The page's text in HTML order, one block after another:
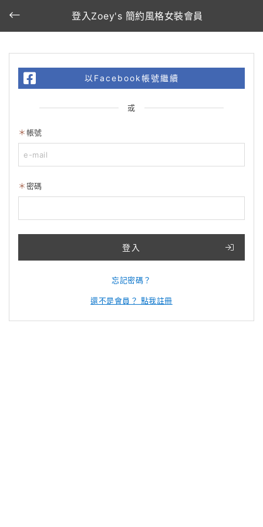
登入Zoey's 簡約風格女裝會員
以Facebook帳號繼續
或
帳號
密碼
登入
忘記密碼？
還不是會員？ 點我註冊